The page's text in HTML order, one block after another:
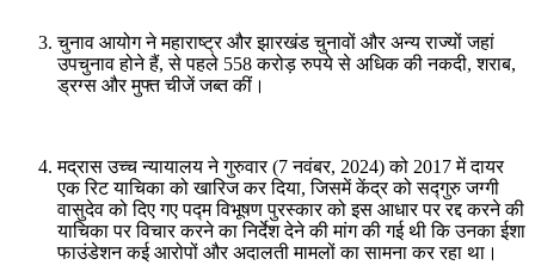
चुनाव आयोग ने महाराष्ट्र और झारखंड चुनावों और अन्य राज्यों जहां
उपचुनाव होने हैं, से पहले 558 करोड़ रुपये से अधिक की नकदी, शराब,
ड्रग्स और मुफ्त चीजें जब्त कीं।
मद्रास उच्च न्यायालय ने गुरुवार (7 नवंबर, 2024) को 2017 में दायर
एक रिट याचिका को खारिज कर दिया, जिसमें केंद्र को सद्गुरु जग्गी
वासुदेव को दिए गए पद्म विभूषण पुरस्कार को इस आधार पर रद्द करने की
याचिका पर विचार करने का निर्देश देने की मांग की गई थी कि उनका ईशा
फाउंडेशन कई आरोपों और अदालती मामलों का सामना कर रहा था।